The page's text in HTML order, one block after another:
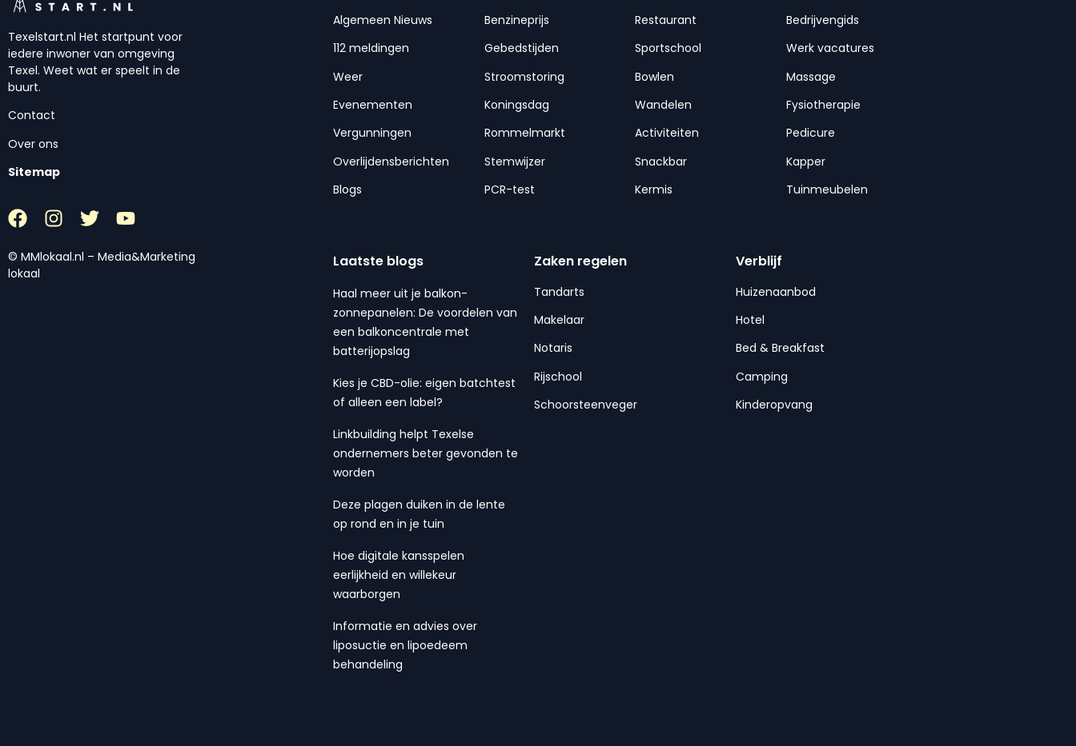
Texelstart.nl Het startpunt voor
iedere inwoner van omgeving
Texel. Weet wat er speelt in de
buurt.
Contact
Over ons
Sitemap
© MMlokaal.nl – Media&Marketing
lokaal
Algemeen Nieuws
112 meldingen
Weer
Evenementen
Vergunningen
Overlijdensberichten
Blogs
Benzineprijs
Gebedstijden
Stroomstoring
Koningsdag
Rommelmarkt
Stemwijzer
PCR-test
Restaurant
Sportschool
Bowlen
Wandelen
Activiteiten
Snackbar
Kermis
Bedrijvengids
Werk vacatures
Massage
Fysiotherapie
Pedicure
Kapper
Tuinmeubelen
Laatste blogs
Haal meer uit je balkon-
zonnepanelen: De voordelen van
een balkoncentrale met
batterijopslag
Kies je CBD-olie: eigen batchtest
of alleen een label?
Linkbuilding helpt Texelse
ondernemers beter gevonden te
worden
Deze plagen duiken in de lente
op rond en in je tuin
Hoe digitale kansspelen
eerlijkheid en willekeur
waarborgen
Informatie en advies over
liposuctie en lipoedeem
behandeling
Zaken regelen
Tandarts
Makelaar
Notaris
Rijschool
Schoorsteenveger
Verblijf
Huizenaanbod
Hotel
Bed & Breakfast
Camping
Kinderopvang